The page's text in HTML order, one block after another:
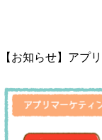
【お知らせ】アプ